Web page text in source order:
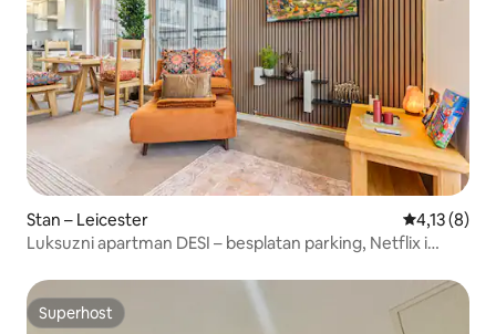
Stan – Leicester Prosječna
4,13 (8)
Luksuzni apartman DESI – besplatan parking, Netflix i
Superhost
Superhost